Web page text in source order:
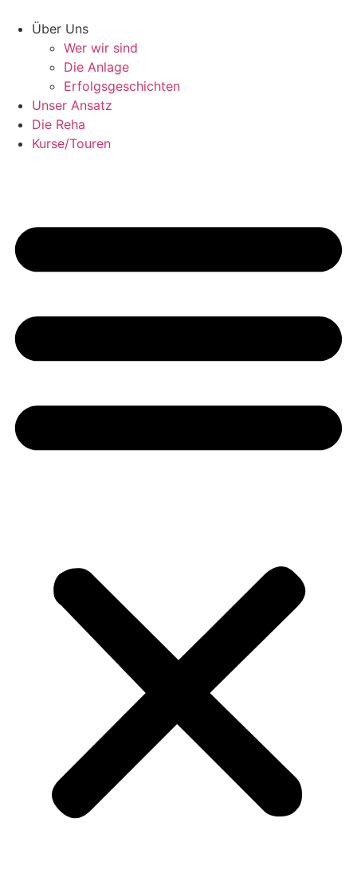
Inhalt
wechseln
Über Uns
Wer wir sind
Die Anlage
Erfolgsgeschichten
Unser Ansatz
Die Reha
Kurse/Touren